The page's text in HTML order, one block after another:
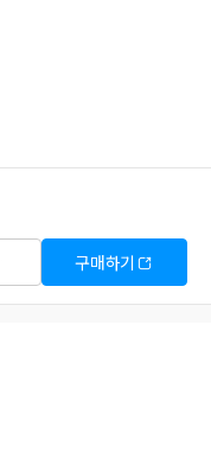
구매하기